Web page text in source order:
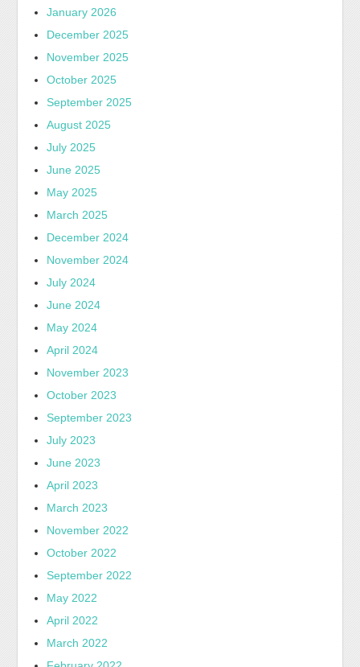
January 2026
December 2025
November 2025
October 2025
September 2025
August 2025
July 2025
June 2025
May 2025
March 2025
December 2024
November 2024
July 2024
June 2024
May 2024
April 2024
November 2023
October 2023
September 2023
July 2023
June 2023
April 2023
March 2023
November 2022
October 2022
September 2022
May 2022
April 2022
March 2022